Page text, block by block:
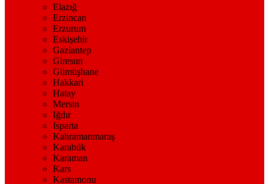
Elazığ
Erzincan
Erzurum
Eskişehir
Gaziantep
Giresun
Gümüşhane
Hakkari
Hatay
Mersin
Iğdır
Isparta
Kahramanmaraş
Karabük
Karaman
Kars
Kastamonu